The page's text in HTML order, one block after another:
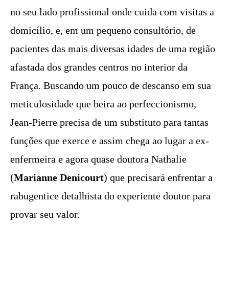
no seu lado profissional onde cuida com visitas a
domicílio, e, em um pequeno consultório, de
pacientes das mais diversas idades de uma região
afastada dos grandes centros no interior da
França. Buscando um pouco de descanso em sua
meticulosidade que beira ao perfeccionismo,
Jean-Pierre precisa de um substituto para tantas
funções que exerce e assim chega ao lugar a ex-
enfermeira e agora quase doutora Nathalie
(Marianne Denicourt) que precisará enfrentar a
rabugentice detalhista do experiente doutor para
provar seu valor.